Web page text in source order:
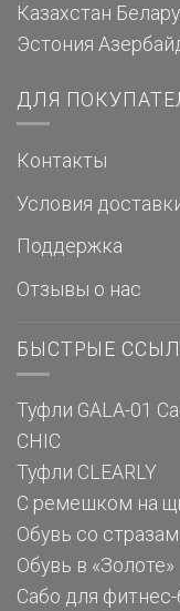
Казахстан
Эстония
ДЛЯ
Контакты
Условия
Поддержка
Отзывы о нас
БЫСТРЫЕ
Туфли GALA-01
CHIC
Туфли CLEARLY
С ремешком на
Обувь со
Обувь в «Золоте»
Сабо для